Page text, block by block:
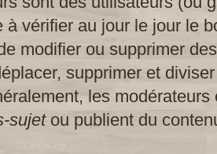
à vérifier au jour le jour le
modifier ou supprimer
supprimer et
les
sujetou publient du